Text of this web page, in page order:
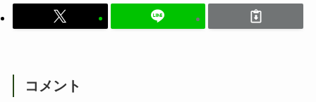
コメント